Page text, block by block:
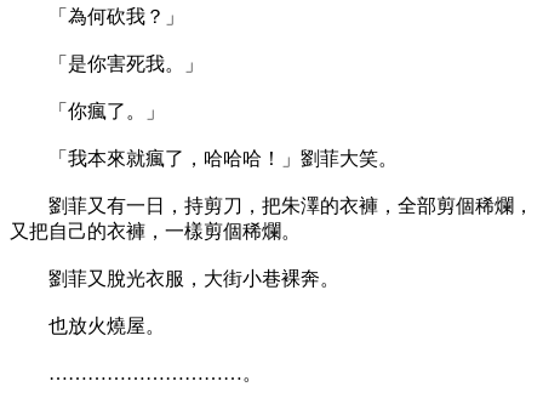
「為何砍我？」
「是你害死我。」
「你瘋了。」
「我本來就瘋了，哈哈哈！」劉菲大笑。
劉菲又有一日，持剪刀，把朱澤的衣褲，全部剪個稀爛，
又把自己的衣褲，一樣剪個稀爛。
劉菲又脫光衣服，大街小巷裸奔。
也放火燒屋。
…………………………。